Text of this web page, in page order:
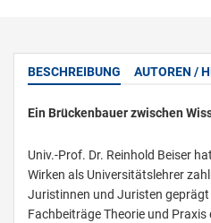
BESCHREIBUNG AUTOREN /
Ein Brückenbauer zwischen
Univ.-Prof. Dr. Reinhold Beiser
Wirken als Universitätslehrer
Juristinnen und Juristen
Fachbeiträge Theorie und